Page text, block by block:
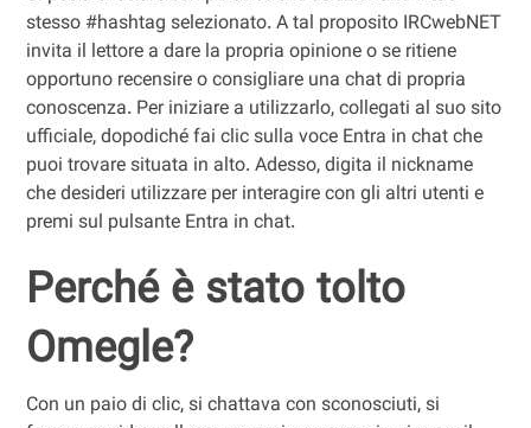
stesso #hashtag selezionato. A tal proposito IRCwebNET
invita il lettore a dare la propria opinione o se ritiene
opportuno recensire o consigliare una chat di propria
conoscenza. Per iniziare a utilizzarlo, collegati al suo sito
ufficiale, dopodiché fai clic sulla voce Entra in chat che
puoi trovare situata in alto. Adesso, digita il nickname
che desideri utilizzare per interagire con gli altri utenti e
premi sul pulsante Entra in chat.
Perché è stato tolto
Omegle?
Con un paio di clic, si chattava con sconosciuti, si